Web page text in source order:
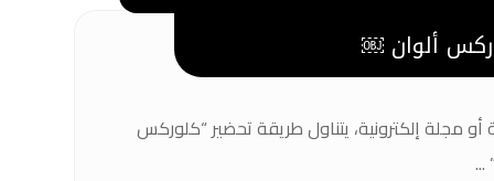
ألوان ￼
مجلة إلكترونية، يتناول طريقة تحضير “كلوركس
...